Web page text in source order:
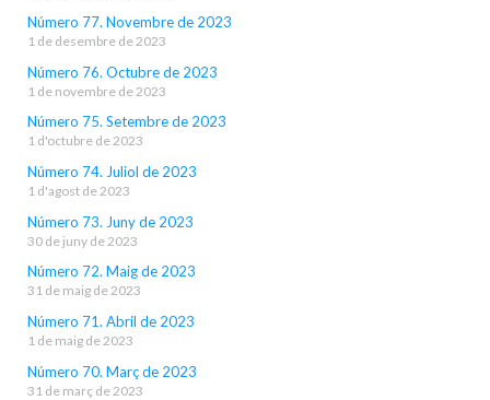
Número 77. Novembre de 2023
1 de desembre de 2023
Número 76. Octubre de 2023
1 de novembre de 2023
Número 75. Setembre de 2023
1 d'octubre de 2023
Número 74. Juliol de 2023
1 d'agost de 2023
Número 73. Juny de 2023
30 de juny de 2023
Número 72. Maig de 2023
31 de maig de 2023
Número 71. Abril de 2023
1 de maig de 2023
Número 70. Març de 2023
31 de març de 2023